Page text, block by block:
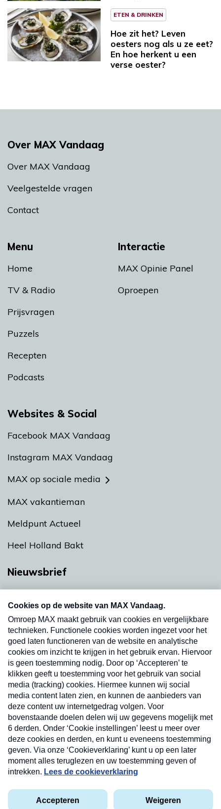
ETEN & DRINKEN
Hoe zit het? Leven
oesters nog als u ze eet?
En hoe herkent u een
verse oester?
Menu
Home
TV & Radio
Prijsvragen
Puzzels
Recepten
Podcasts
Interactie
MAX Opinie Panel
Oproepen
Over MAX Vandaag
Over MAX Vandaag
Veelgestelde vragen
Contact
Websites & Social
Facebook MAX Vandaag
Instagram MAX Vandaag
MAX op sociale media
MAX vakantieman
Meldpunt Actueel
Heel Holland Bakt
Nieuwsbrief
nieuwsbrief. Elke vrijdag- en dinsdagochtend in
uw mailbox.
Verzend
Privacyverklaring
Cookieverklaring
Kwetsbaarheid melden
Nieuwsbrief
Neem hier een gratis abonnement op onze
nieuwsbrief. Elke vrijdag- en dinsdagochtend in uw